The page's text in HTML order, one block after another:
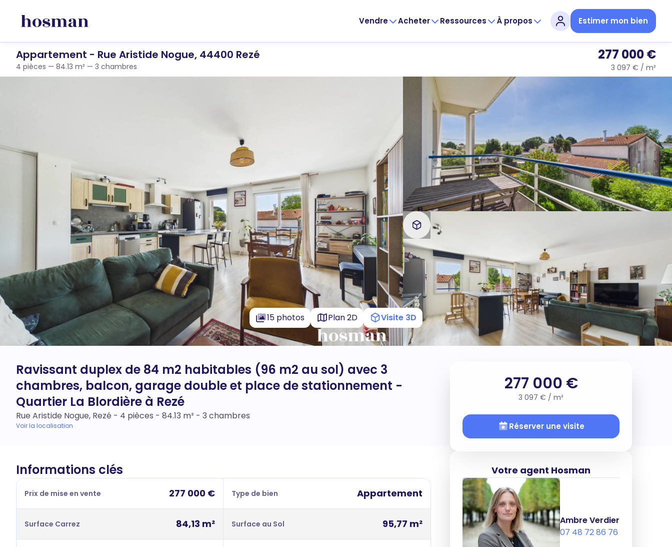
Vendre Acheter Ressources À propos Estimer mon bien
Appartement - Rue Aristide Nogue, 44400 Rezé
4 pièces — 84.13 m² — 3 chambres
277 000 €
3 097 € / m²
15 photos Plan 2D Visite 3D
277 000 €
3 097 € / m²
Réserver une visite
Votre agent Hosman
Ambre Verdier
07 48 72 86 76
Ravissant duplex de 84 m2 habitables (96 m2 au sol) avec 3
chambres, balcon, garage double et place de stationnement -
Quartier La Blordière à Rezé
Rue Aristide Nogue, Rezé - 4 pièces - 84.13 m² - 3 chambres
Voir la localisation
Informations clés
Prix de mise en vente 277 000 € Type de bien Appartement
Surface Carrez 84,13 m² Surface au Sol 95,77 m²